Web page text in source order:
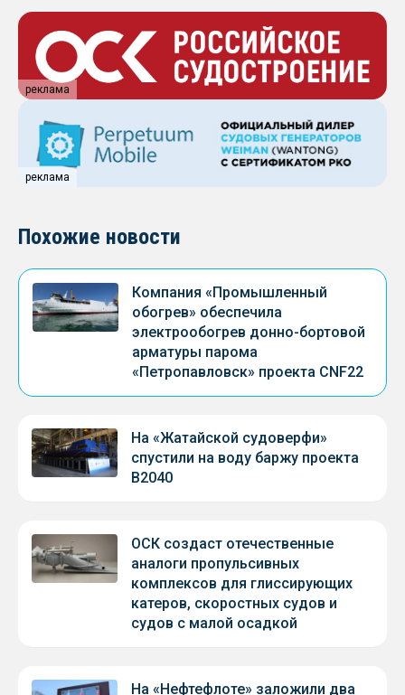
реклама
реклама
Похожие новости
Компания «Промышленный
обогрев» обеспечила
электрообогрев донно-бортовой
арматуры парома
«Петропавловск» проекта CNF22
На «Жатайской судоверфи»
спустили на воду баржу проекта
В2040
ОСК создаст отечественные
аналоги пропульсивных
комплексов для глиссирующих
катеров, скоростных судов и
судов с малой осадкой
На «Нефтефлоте» заложили два